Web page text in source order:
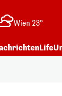
Wien 23°
Life